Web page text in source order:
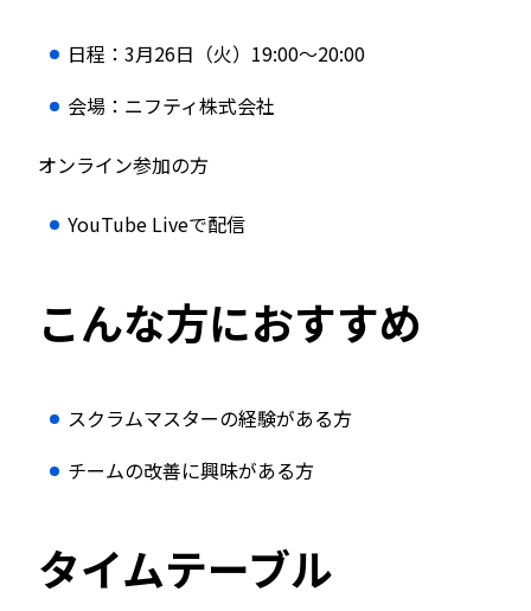
日程：3月26日（火）19:00〜20:00
会場：ニフティ株式会社
オンライン参加の方
YouTube Liveで配信
こんな方におすすめ
スクラムマスターの経験がある方
チームの改善に興味がある方
タイムテーブル